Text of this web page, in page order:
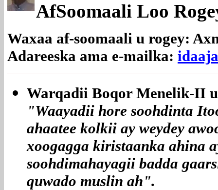
AfSoomaali Loo
Waxaa af-soomaali u rogey:
Adareeska ama e-mailka:
Warqadii Boqor Menelik-II
"Waayadii hore soohdinta
ahaatee kolkii ay weydey
xoogagga kiristaanka ahina
soohdimahayagii badda
quwado muslin ah".